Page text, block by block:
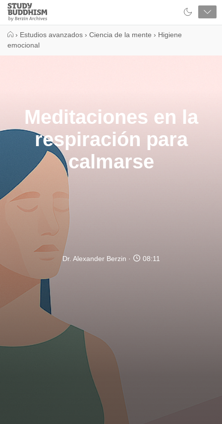
Close
Study
Buddhism
› Estudios avanzados › Ciencia de la mente › Higiene
emocional
Meditaciones en la
respiración para
calmarse
Dr. Alexander Berzin 08:11